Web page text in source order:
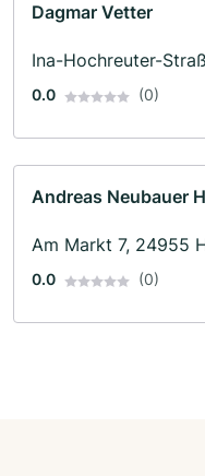
Dagmar Vetter
Ina-Hochreuter-
0.0 (0)
Andreas Neubauer
Am Markt 7, 24955
0.0 (0)